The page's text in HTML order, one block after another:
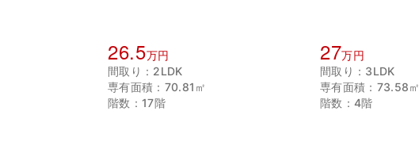
26.5万円
間取り：2LDK
専有面積：70.81㎡
階数：17階
27万円
間取り：3LDK
専有面積：73.58㎡
階数：4階